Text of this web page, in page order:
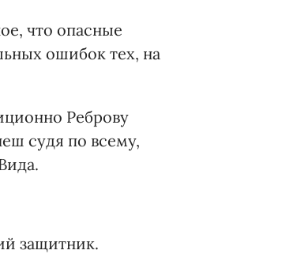
что опасные
ошибок тех, на
Реброву
судя по всему,
защитник.